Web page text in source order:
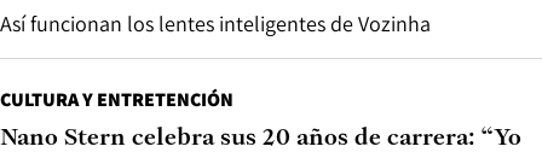
Así funcionan los lentes inteligentes de Vozinha
CULTURA Y ENTRETENCIÓN
Nano Stern celebra sus 20 años de carrera: “Yo